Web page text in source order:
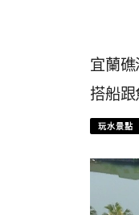
宜蘭
搭船
玩水景點